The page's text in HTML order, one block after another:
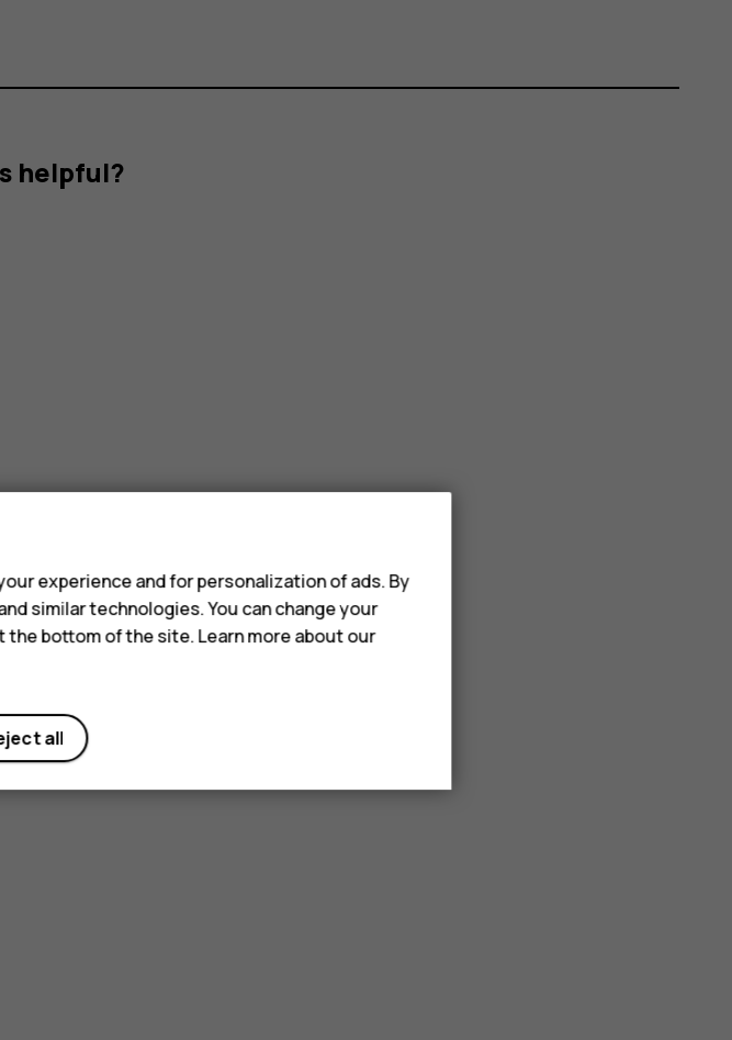
helpful?
experience and for personalization of ads. By
similar technologies. You can change your
bottom of the site. Learn more about our
all